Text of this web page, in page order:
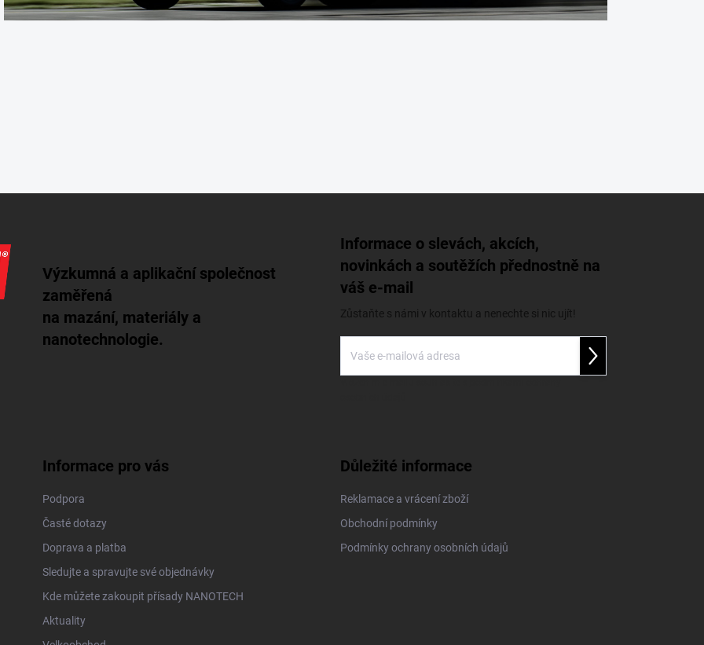
Výzkumná a aplikační společnost
zaměřená
na mazání, materiály a
nanotechnologie.
Informace o slevách, akcích,
novinkách a soutěžích přednostně na
váš e-mail
Zůstaňte s námi v kontaktu a nenechte si nic ujít!
Přihlásit se
Informace pro vás
Podpora
Časté dotazy
Doprava a platba
Sledujte a spravujte své objednávky
Kde můžete zakoupit přísady NANOTECH
Aktuality
Důležité informace
Reklamace a vrácení zboží
Obchodní podmínky
Podmínky ochrany osobních údajů